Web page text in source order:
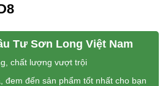
Tư Sơn Long Việt Nam
chất lượng vượt trội
đem đến sản phẩm tốt nhất cho bạn